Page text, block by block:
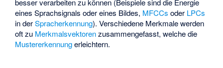
besser verarbeiten zu können (Beispiele sind die Energie
eines Sprachsignals oder eines Bildes, MFCCs oder LPCs
in derSpracherkennung). Verschiedene Merkmale werden
oft zu Merkmalsvektorenzusammengefasst, welche die
Mustererkennungerleichtern.